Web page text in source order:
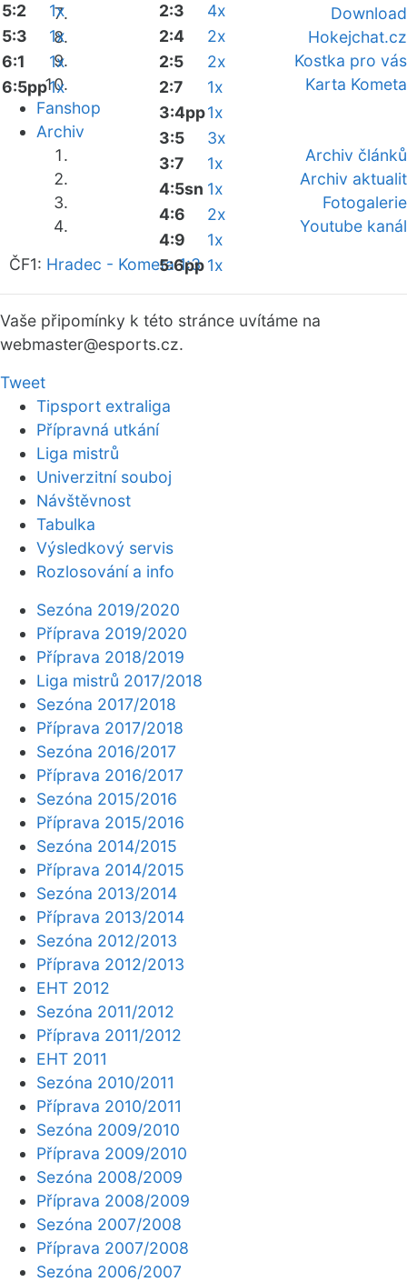
Download
Hokejchat.cz
Kostka pro vás
Karta Kometa
Fanshop
Archiv
Archiv článků
Archiv aktualit
Fotogalerie
Youtube kanál
ČF1: Hradec - Kometa 1:3
5:2
1x
5:3
1x
6:1
1x
6:5pp1x
2:3
4x
2:4
2x
2:5
2x
2:7
1x
3:4pp1x
3:5
3x
3:7
1x
4:5sn 1x
4:6
2x
4:9
1x
5:6pp1x
Vaše připomínky k této stránce uvítáme na
webmaster@esports.cz.
Tweet
Tipsport extraliga
Přípravná utkání
Liga mistrů
Univerzitní souboj
Návštěvnost
Tabulka
Výsledkový servis
Rozlosování a info
Sezóna 2019/2020
Příprava 2019/2020
Příprava 2018/2019
Liga mistrů 2017/2018
Sezóna 2017/2018
Příprava 2017/2018
Sezóna 2016/2017
Příprava 2016/2017
Sezóna 2015/2016
Příprava 2015/2016
Sezóna 2014/2015
Příprava 2014/2015
Sezóna 2013/2014
Příprava 2013/2014
Sezóna 2012/2013
Příprava 2012/2013
EHT 2012
Sezóna 2011/2012
Příprava 2011/2012
EHT 2011
Sezóna 2010/2011
Příprava 2010/2011
Sezóna 2009/2010
Příprava 2009/2010
Sezóna 2008/2009
Příprava 2008/2009
Sezóna 2007/2008
Příprava 2007/2008
Sezóna 2006/2007